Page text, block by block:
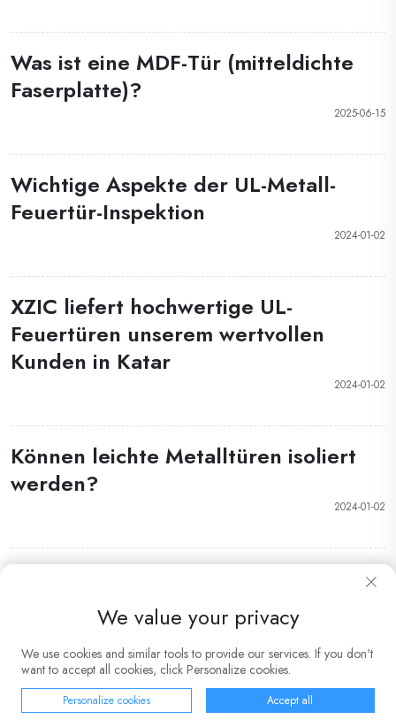
Was ist eine MDF-Tür (mitteldichte
Faserplatte)?
2025-06-15
Wichtige Aspekte der UL-Metall-
Feuertür-Inspektion
2024-01-02
XZIC liefert hochwertige UL-
Feuertüren unserem wertvollen
Kunden in Katar
2024-01-02
Können leichte Metalltüren isoliert
werden?
2024-01-02
We value your privacy
We use cookies and similar tools to provide our services. If you don't
want to accept all cookies, click Personalize cookies.
Personalize cookies Accept all